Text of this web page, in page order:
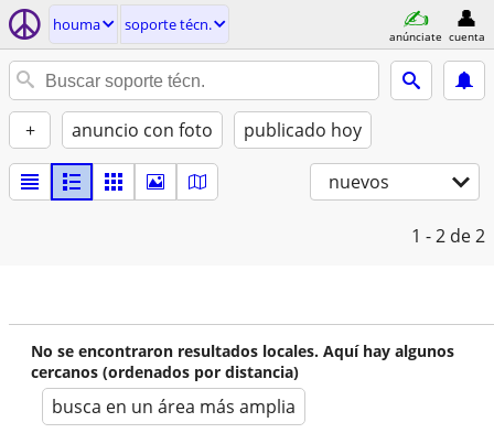
houma soporte técn.
anúnciate cuenta
+ anuncio con foto publicado hoy
nuevos
1 - 2 de 2
No se encontraron resultados locales. Aquí hay algunos
cercanos (ordenados por distancia)
busca en un área más amplia